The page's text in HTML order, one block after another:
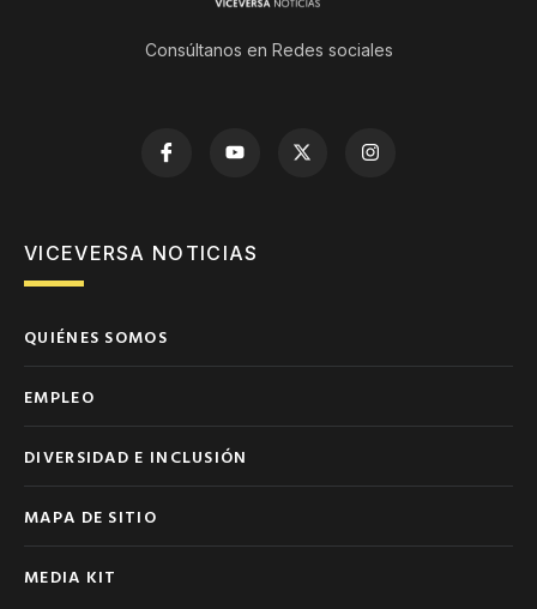
Consúltanos en Redes sociales
VICEVERSA NOTICIAS
QUIÉNES SOMOS
EMPLEO
DIVERSIDAD E INCLUSIÓN
MAPA DE SITIO
MEDIA KIT